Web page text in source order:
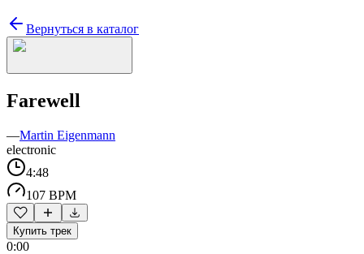
Вернуться в каталог
Farewell
—Martin Eigenmann
electronic
4:48
107 BPM
Купить трек
0:00